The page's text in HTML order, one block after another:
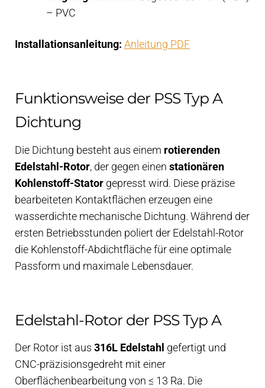
– PVC
Installationsanleitung: Anleitung PDF
Funktionsweise der PSS Typ A
Dichtung
Die Dichtung besteht aus einem rotierenden
Edelstahl-Rotor, der gegen einen stationären
Kohlenstoff-Statorgepresst wird. Diese präzise
bearbeiteten Kontaktflächen erzeugen eine
wasserdichte mechanische Dichtung. Während der
ersten Betriebsstunden poliert der Edelstahl-Rotor
die Kohlenstoff-Abdichtfläche für eine optimale
Passform und maximale Lebensdauer.
Edelstahl-Rotor der PSS Typ A
Der Rotor ist aus 316L Edelstahl gefertigt und
CNC-präzisionsgedreht mit einer
Oberflächenbearbeitung von ≤ 13 Ra. Die